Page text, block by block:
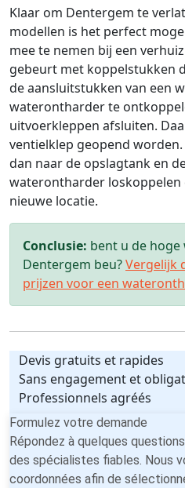
Klaar om Dentergem te
modellen is het perfect
mee te nemen bij een
gebeurt met koppelstukken
de aansluitstukken van een
waterontharder te
uitvoerkleppen afsluiten.
ventielklep geopend
dan naar de opslagtank en
waterontharder loskoppelen
nieuwe locatie.
Conclusie: bent u de
Dentergem beu?Vergelijk
prijzen voor een
Devis gratuits et rapides
Sans engagement et
Professionnels agréés
Formulez votre demande
Répondez à quelques
des spécialistes fiables. Nous
coordonnées afin de